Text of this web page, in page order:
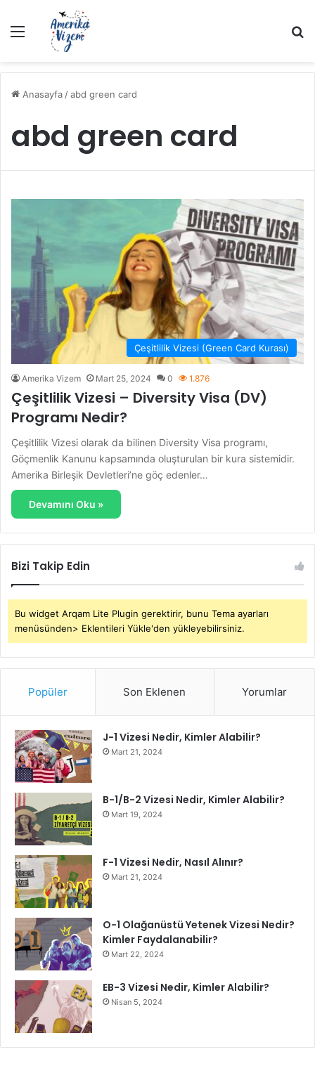
Menü
Anasayfa /abd green card
abd green card
Çeşitlilik Vizesi (Green Card Kurası)
Amerika Vizem Mart 25, 2024 0 1.876
Çeşitlilik Vizesi – Diversity Visa (DV)
Programı Nedir?
Çeşitlilik Vizesi olarak da bilinen Diversity Visa programı,
Göçmenlik Kanunu kapsamında oluşturulan bir kura sistemidir.
Amerika Birleşik Devletleri’ne göç edenler…
Devamını Oku »
Bizi Takip Edin
Bu widget Arqam Lite Plugin gerektirir, bunu Tema ayarları
menüsünden> Eklentileri Yükle'den yükleyebilirsiniz.
Popüler Son Eklenen Yorumlar
J-1 Vizesi Nedir, Kimler Alabilir?
Mart 21, 2024
B-1/B-2 Vizesi Nedir, Kimler Alabilir?
Mart 19, 2024
F-1 Vizesi Nedir, Nasıl Alınır?
Mart 21, 2024
O-1 Olağanüstü Yetenek Vizesi Nedir?
Kimler Faydalanabilir?
Mart 22, 2024
EB-3 Vizesi Nedir, Kimler Alabilir?
Nisan 5, 2024